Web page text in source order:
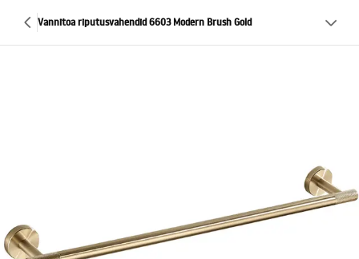
Vannitoa riputusvahendid 6603 Modern Brush Gold